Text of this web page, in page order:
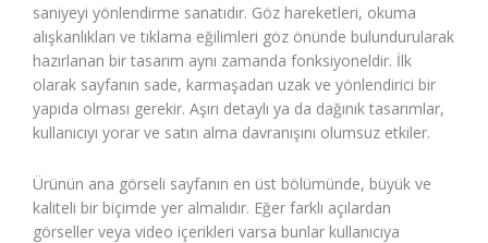
saniyeyi yönlendirme sanatıdır. Göz hareketleri, okuma
alışkanlıkları ve tıklama eğilimleri göz önünde bulundurularak
hazırlanan bir tasarım aynı zamanda fonksiyoneldir. İlk
olarak sayfanın sade, karmaşadan uzak ve yönlendirici bir
yapıda olması gerekir. Aşırı detaylı ya da dağınık tasarımlar,
kullanıcıyı yorar ve satın alma davranışını olumsuz etkiler.
Ürünün ana görseli sayfanın en üst bölümünde, büyük ve
kaliteli bir biçimde yer almalıdır. Eğer farklı açılardan
görseller veya video içerikleri varsa bunlar kullanıcıya